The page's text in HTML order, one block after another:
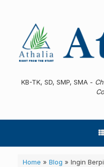
KB-TK, SD, SMP, SMA -
Home » Blog » Ingin